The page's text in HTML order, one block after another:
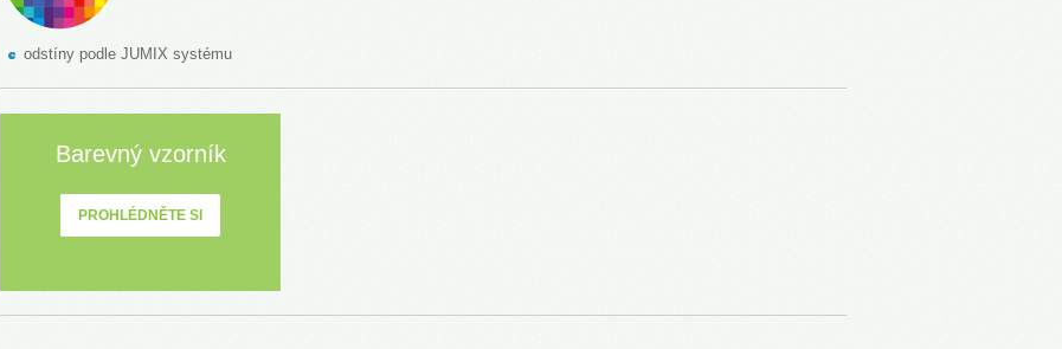
odstíny podle JUMIX systému
Barevný vzorník
PROHLÉDNĚTE SI